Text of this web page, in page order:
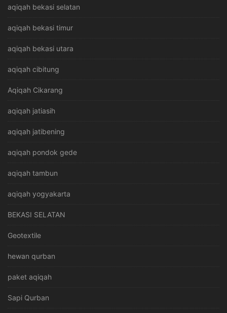
aqiqah bekasi selatan
aqiqah bekasi timur
aqiqah bekasi utara
aqiqah cibitung
Aqiqah Cikarang
aqiqah jatiasih
aqiqah jatibening
aqiqah pondok gede
aqiqah tambun
aqiqah yogyakarta
BEKASI SELATAN
Geotextile
hewan qurban
paket aqiqah
Sapi Qurban